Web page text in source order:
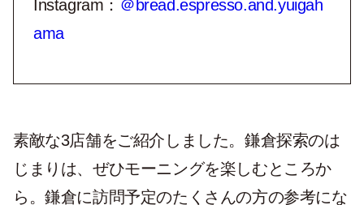
Instagram： ＠bread.espresso.and.yuigah
ama
素敵な3店舗をご紹介しました。鎌倉探索のは
じまりは、ぜひモーニングを楽しむところか
ら。鎌倉に訪問予定のたくさんの方の参考にな